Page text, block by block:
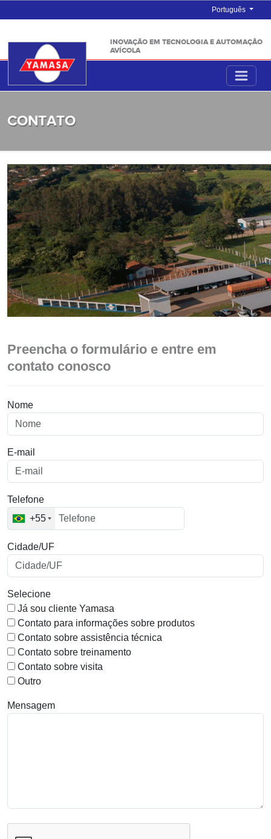
Português
INOVAÇÃO EM TECNOLOGIA E AUTOMAÇÃO
AVÍCOLA
CONTATO
Preencha o formulário e entre em
contato conosco
Nome
E-mail
Telefone
+55
Cidade/UF
Selecione
Já sou cliente Yamasa
Contato para informações sobre produtos
Contato sobre assistência técnica
Contato sobre treinamento
Contato sobre visita
Outro
Mensagem